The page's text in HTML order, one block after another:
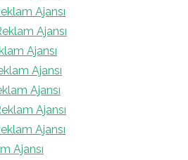
Ajansı
Ajansı
Ajansı
Ajansı
Ajansı
Ajansı
Ajansı
Ajansı